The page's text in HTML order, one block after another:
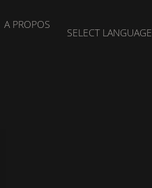
A PROPOS
SELECT LANGUAGE